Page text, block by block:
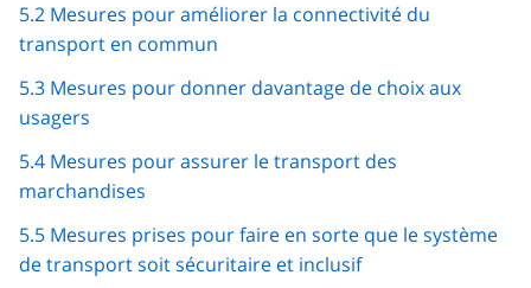
5.2 Mesures pour améliorer la connectivité du
transport en commun
5.3 Mesures pour donner davantage de choix aux
usagers
5.4 Mesures pour assurer le transport des
marchandises
5.5 Mesures prises pour faire en sorte que le système
de transport soit sécuritaire et inclusif